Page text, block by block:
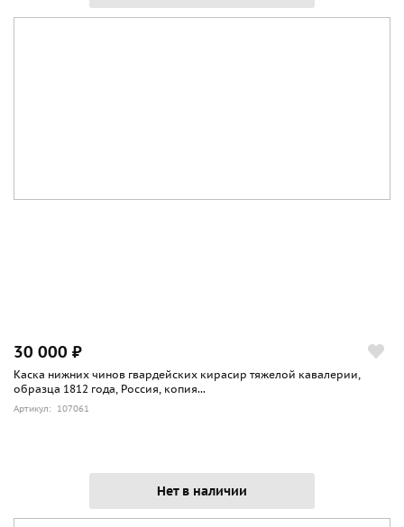
30 000 ₽
Каска нижних чинов гвардейских кирасир тяжелой кавалерии,
образца 1812 года, Россия, копия...
Артикул: 107061
Нет в наличии